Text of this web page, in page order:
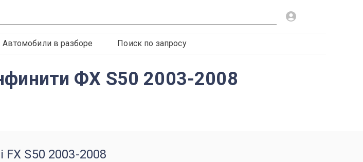
Автомобили в разборе Поиск по запросу
ФХ S50 2003-2008
S50 2003-2008